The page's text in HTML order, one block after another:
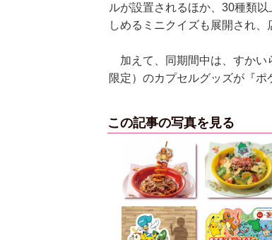
ルが設置されるほか、30種類
しめるミニクイズも展開され、
加えて、同期間中は、すかい
限定）のカプセルグッズが『ポ
この記事の写真を見る